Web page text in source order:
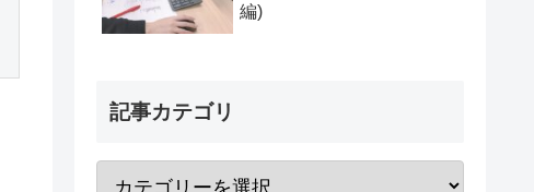
編)
記事カテゴリ